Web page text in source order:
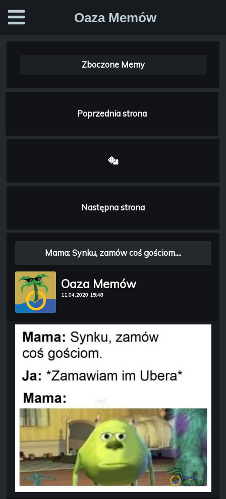
Oaza Memów
Zboczone Memy
Poprzednia strona
Następna strona
Oaza Memów
11.04.2020 15:48
Mama: Synku, zamów coś gościom....